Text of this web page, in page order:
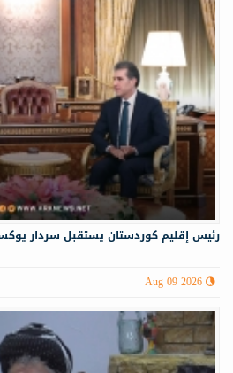
رئيس إقليم كوردستان يستقبل سردار
Aug 09 2026